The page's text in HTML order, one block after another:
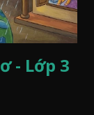
- Lớp 3